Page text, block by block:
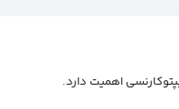
اهمیت دارد.